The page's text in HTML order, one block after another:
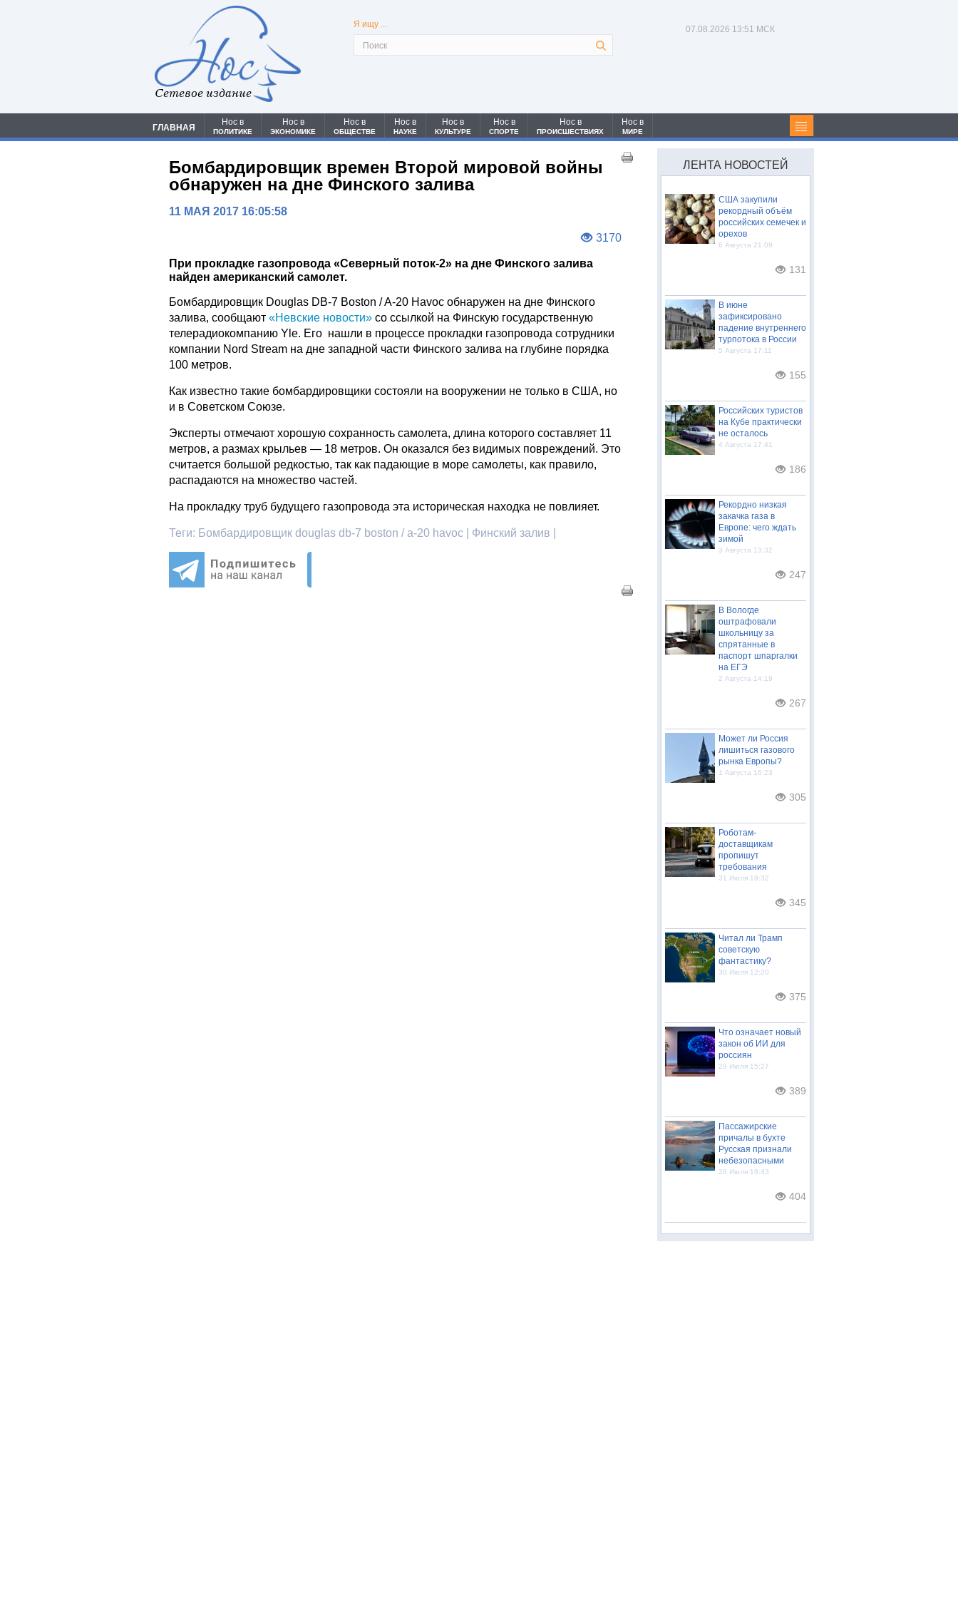
Сетевое издание
Я ищу ... 07.08.2026 13:51 МСК
ГЛАВНАЯ
Нос в
ПОЛИТИКЕ
Нос в
ЭКОНОМИКЕ
Нос в
ОБЩЕСТВЕ
Нос в
НАУКЕ
Нос в
КУЛЬТУРЕ
Нос в
СПОРТЕ
Нос в
ПРОИСШЕСТВИЯХ
Нос в
МИРЕ
Бомбардировщик времен Второй мировой войны
обнаружен на дне Финского залива
11 МАЯ 2017 16:05:58
3170
При прокладке газопровода «Северный поток-2» на дне Финского залива
найден американский самолет.
Бомбардировщик Douglas DB-7 Boston / A-20 Havoc обнаружен на дне Финского
залива, сообщают«Невские новости» со ссылкой на Финскую государственную
телерадиокомпанию Yle. Его нашли в процессе прокладки газопровода сотрудники
компании Nord Stream на дне западной части Финского залива на глубине порядка
100 метров.
Как известно такие бомбардировщики состояли на вооружении не только в США, но
и в Советском Союзе.
Эксперты отмечают хорошую сохранность самолета, длина которого составляет 11
метров, а размах крыльев — 18 метров. Он оказался без видимых повреждений. Это
считается большой редкостью, так как падающие в море самолеты, как правило,
распадаются на множество частей.
На прокладку труб будущего газопровода эта историческая находка не повлияет.
Теги: Бомбардировщик douglas db-7 boston / a-20 havoc | Финский залив |
ЛЕНТА НОВОСТЕЙ
США закупили
рекордный объём
российских семечек и
орехов
6 Августа 21:09
131
В июне
зафиксировано
падение внутреннего
турпотока в России
5 Августа 17:11
155
Российских туристов
на Кубе практически
не осталось
4 Августа 17:41
186
Рекордно низкая
закачка газа в
Европе: чего ждать
зимой
3 Августа 13:32
247
В Вологде
оштрафовали
школьницу за
спрятанные в
паспорт шпаргалки
на ЕГЭ
2 Августа 14:19
267
Может ли Россия
лишиться газового
рынка Европы?
1 Августа 16:23
305
Роботам-
доставщикам
пропишут
требования
31 Июля 18:32
345
Читал ли Трамп
советскую
фантастику?
30 Июля 12:20
375
Что означает новый
закон об ИИ для
россиян
29 Июля 15:27
389
Пассажирские
причалы в бухте
Русская признали
небезопасными
28 Июля 18:43
404